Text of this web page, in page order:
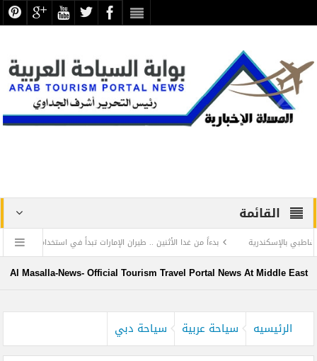
القائمة
بدءاً من غدا الأثنين .. طيران الإمارات تبدأ في استخدام بطاقات الصعود ”
الرد المستفز لبطلة كليوباترا وتصدر بيانها الثاني
Al Masalla-News- Official Tourism Travel Portal News At Middle East
الرئيسيه سياحة عربية سياحة دبي